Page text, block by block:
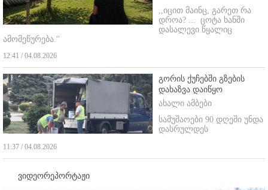
,,იცით მაინც, გარეთ რა
დროა? ... ცოტა ხანში
დასალევი წყალიც
ამომეწურება."
12:41 / 04.08.2026
გორის ქუჩებში გზების
დახაზვა დაიწყო
ახალი ამბები
სამუშაოები 90 დღეში უნდა
დასრულდეს
11:37 / 04.08.2026
ვიდეორეპორტაჟი